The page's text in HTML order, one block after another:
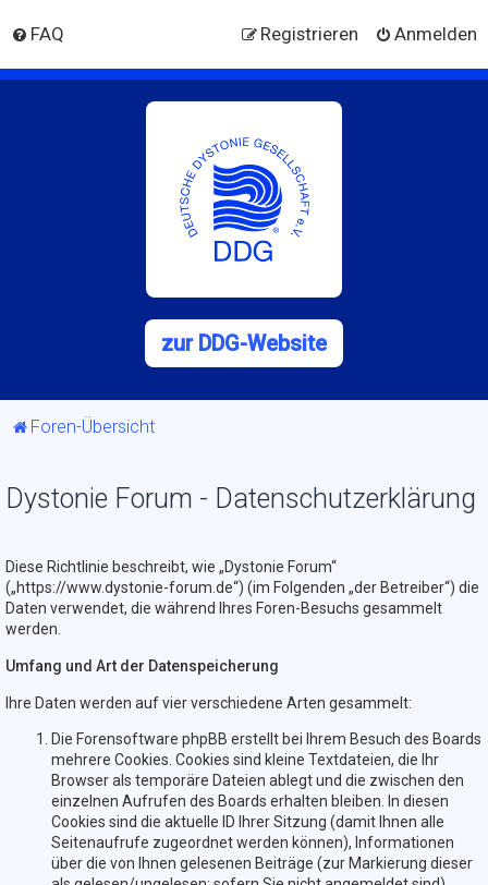
FAQ Anmelden
Registrieren
zur DDG-Website
Foren-Übersicht
Dystonie Forum - Datenschutzerklärung
Diese Richtlinie beschreibt, wie „Dystonie Forum“
(„https://www.dystonie-forum.de“) (im Folgenden „der Betreiber“) die
Daten verwendet, die während Ihres Foren-Besuchs gesammelt
werden.
Umfang und Art der Datenspeicherung
Ihre Daten werden auf vier verschiedene Arten gesammelt:
Die Forensoftware phpBB erstellt bei Ihrem Besuch des Boards
mehrere Cookies. Cookies sind kleine Textdateien, die Ihr
Browser als temporäre Dateien ablegt und die zwischen den
einzelnen Aufrufen des Boards erhalten bleiben. In diesen
Cookies sind die aktuelle ID Ihrer Sitzung (damit Ihnen alle
Seitenaufrufe zugeordnet werden können), Informationen
über die von Ihnen gelesenen Beiträge (zur Markierung dieser